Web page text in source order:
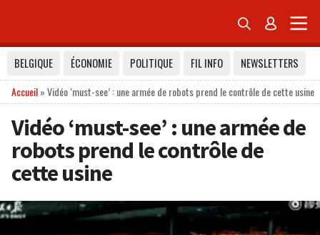
 
BELGIQUE ÉCONOMIE POLITIQUE FIL INFO
NEWSLETTERS
Accueil»Vidéo ‘must-see’ : une armée de robots prend le contrôle de cette usine
Vidéo ‘must-see’ : une armée de
robots prend le contrôle de
cette usine